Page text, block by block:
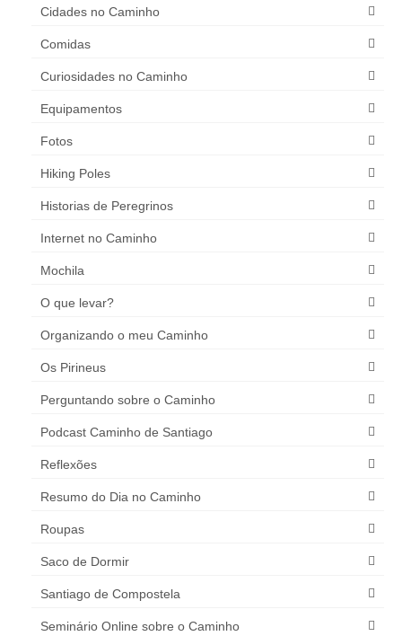
Cidades no Caminho
Comidas
Curiosidades no Caminho
Equipamentos
Fotos
Hiking Poles
Historias de Peregrinos
Internet no Caminho
Mochila
O que levar?
Organizando o meu Caminho
Os Pirineus
Perguntando sobre o Caminho
Podcast Caminho de Santiago
Reflexões
Resumo do Dia no Caminho
Roupas
Saco de Dormir
Santiago de Compostela
Seminário Online sobre o Caminho